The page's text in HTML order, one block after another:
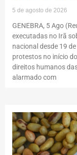
5 de agosto de 2026
GENEBRA, 5 Ago
executadas no Irã
nacional desde 19
protestos no início
direitos humanos
alarmado com